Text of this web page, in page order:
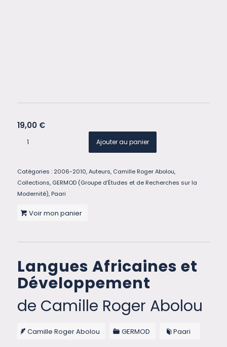
19,00 €
Ajouter au panier
Catégories : 2006-2010,Auteurs, Camille Roger Abolou,
Collections, GERMOD (Groupe d’Études et de Recherches sur la
Modernité), Paari
Voir mon panier
Langues Africaines et
Développement
de Camille Roger Abolou
Camille Roger Abolou GERMOD Paari